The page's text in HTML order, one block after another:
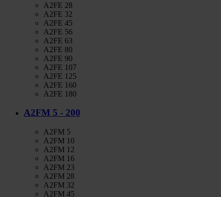
A2FE 28
A2FE 32
A2FE 45
A2FE 56
A2FE 63
A2FE 80
A2FE 90
A2FE 107
A2FE 125
A2FE 160
A2FE 180
A2FM 5 - 200
A2FM 5
A2FM 10
A2FM 12
A2FM 16
A2FM 23
A2FM 28
A2FM 32
A2FM 45